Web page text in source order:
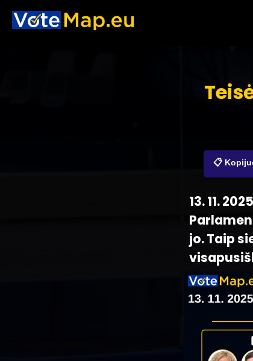
📋
13. 11.
jo. Taip